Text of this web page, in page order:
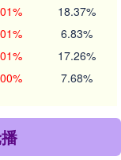
18.37%
6.83%
17.26%
7.68%